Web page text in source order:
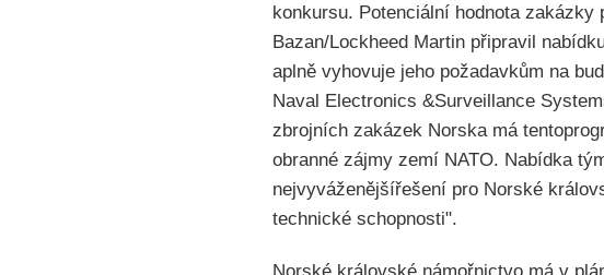
konkursu. Potenciální hodnota zakázky
Bazan/Lockheed Martin připravil
aplně vyhovuje jeho požadavkům na
Naval Electronics &Surveillance
zbrojních zakázek Norska má
obranné zájmy zemí NATO. Nabídka
nejvyváženějšířešení pro Norské
technické schopnosti".